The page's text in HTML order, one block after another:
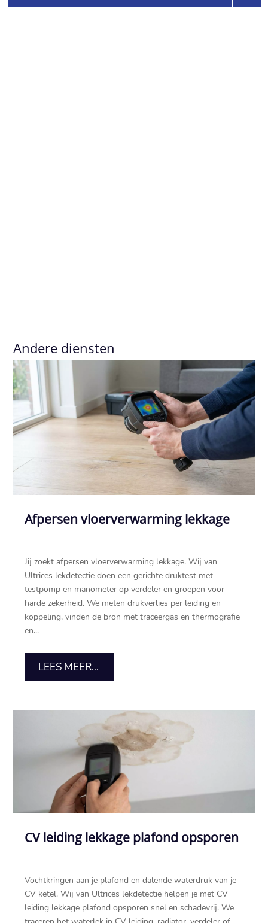
Andere diensten
Afpersen vloerverwarming lekkage
Jij zoekt afpersen vloerverwarming lekkage. Wij van
Ultrices lekdetectie doen een gerichte druktest met
testpomp en manometer op verdeler en groepen voor
harde zekerheid. We meten drukverlies per leiding en
koppeling, vinden de bron met traceergas en thermografie
en...
LEES MEER...
CV leiding lekkage plafond opsporen
Vochtkringen aan je plafond en dalende waterdruk van je
CV ketel.​ Wij van Ultrices lekdetectie helpen je met CV
leiding lekkage plafond opsporen snel en schadevrij.​ We